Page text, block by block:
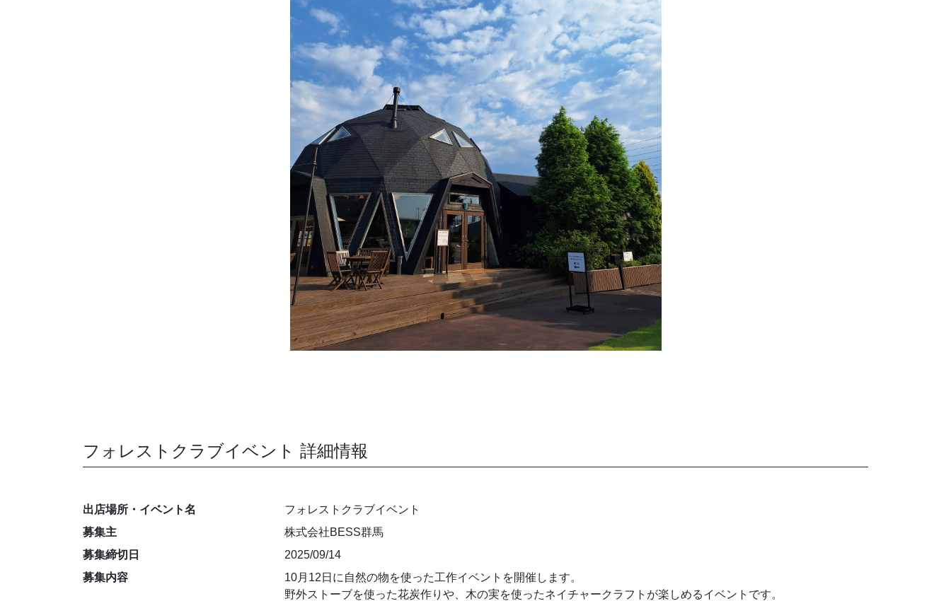
フォレストクラブイベント 詳細情報
出店場所・イベント名
フォレストクラブイベント
募集主
株式会社BESS群馬
募集締切日
2025/09/14
募集内容
10月12日に自然の物を使った工作イベントを開催します。
野外ストーブを使った花炭作りや、木の実を使ったネイチャークラフトが楽しめるイベントです。